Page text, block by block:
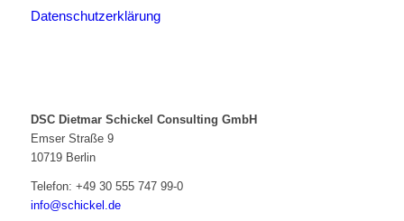
Datenschutzerklärung
DSC Dietmar Schickel Consulting GmbH
Emser Straße 9
10719 Berlin
Telefon: +49 30 555 747 99-0
info@schickel.de